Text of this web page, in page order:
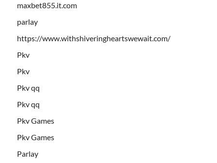
maxbet855.it.com
parlay
https://www.withshiveringheartswewait.com/
Pkv
Pkv
Pkv qq
Pkv qq
Pkv Games
Pkv Games
Parlay